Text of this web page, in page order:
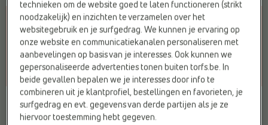
technieken om de website goed te laten functioneren (strikt
noodzakelijk) en inzichten te verzamelen over het
websitegebruik en je surfgedrag. We kunnen je ervaring op
onze website en communicatiekanalen personaliseren met
aanbevelingen op basis van je interesses. Ook kunnen we
gepersonaliseerde advertenties tonen buiten torfs.be. In
beide gevallen bepalen we je interesses door info te
combineren uit je klantprofiel, bestellingen en favorieten, je
surfgedrag en evt. gegevens van derde partijen als je ze
hiervoor toestemming hebt gegeven.